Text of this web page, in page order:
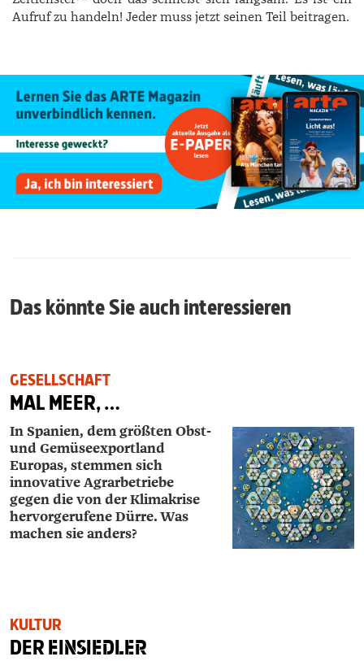
Aufruf zu handeln! Jeder muss jetzt seinen Teil beitragen.
Das könnte Sie auch interessieren
GESELLSCHAFT
MAL MEER, …
In Spanien, dem größten Obst-
und Gemüse­exportland
Europas, stemmen sich
innovative Agrarbetriebe
gegen die von der Klimakrise
hervorgerufene Dürre. Was
machen sie anders?
KULTUR
DEREINSIEDLER